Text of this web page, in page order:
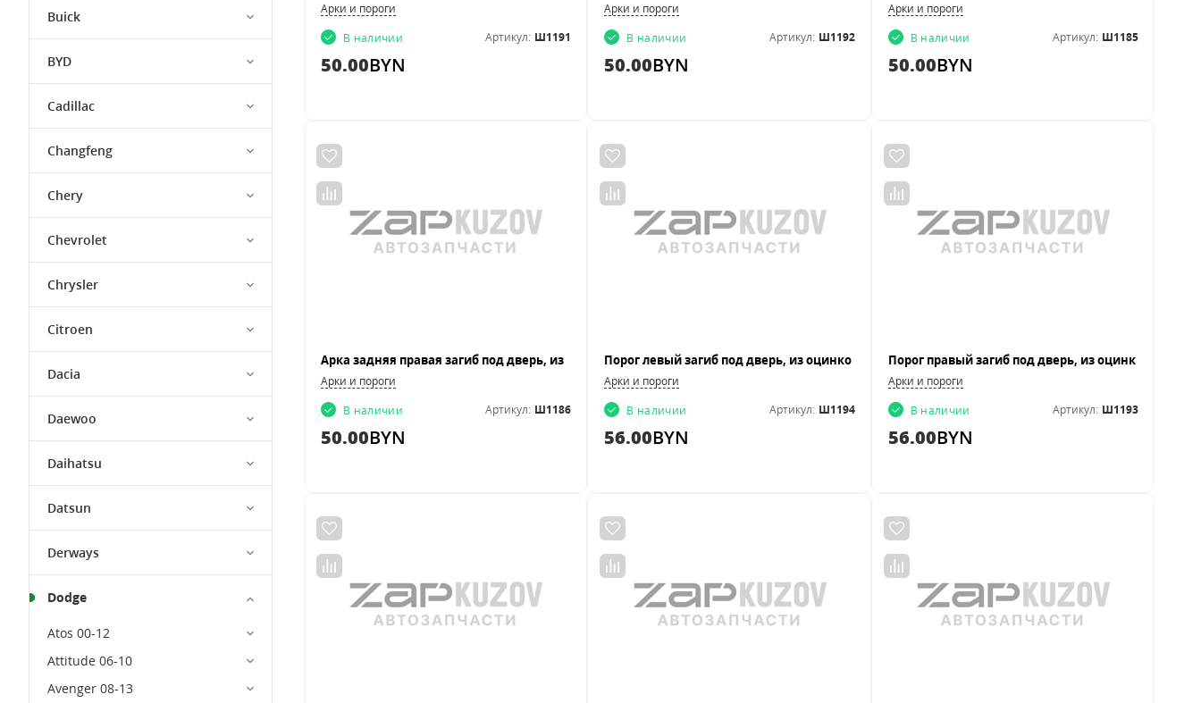
Buick
BYD
Cadillac
Changfeng
Chery
Chevrolet
Chrysler
Citroen
Dacia
Daewoo
Daihatsu
Datsun
Derways
Dodge
Atos 00-12
Attitude 06-10
Avenger 08-13
Арки и пороги
В наличии
Артикул: Ш1191
50.00BYN
Арки и пороги
В наличии
Артикул: Ш1192
50.00BYN
Арки и пороги
В наличии
Артикул: Ш1185
50.00BYN
Арки и пороги
В наличии
Артикул: Ш1186
50.00BYN
Арки и пороги
В наличии
Артикул: Ш1194
56.00BYN
Арки и пороги
В наличии
Артикул: Ш1193
56.00BYN